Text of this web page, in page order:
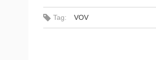
Tag: VOV